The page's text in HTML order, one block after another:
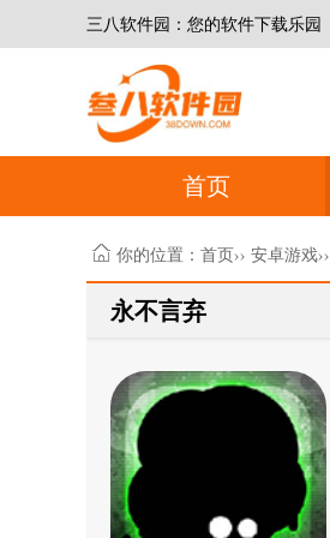
三八软件园：您的软件下载乐园
首页
你的位置： 首页›› 安卓游戏››
永不言弃